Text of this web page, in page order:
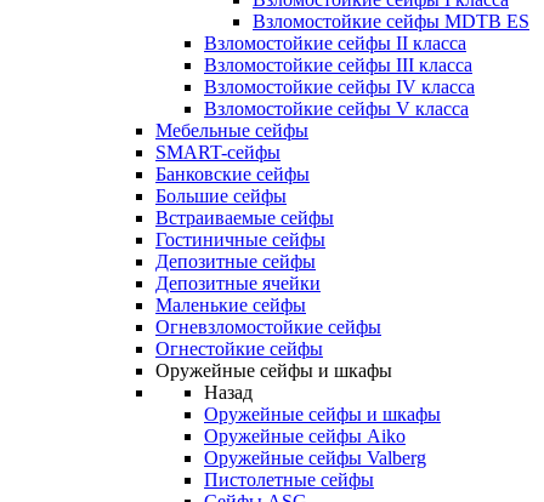
Взломостойкие сейфы MDTB ES
Взломостойкие сейфы II класса
Взломостойкие сейфы III класса
Взломостойкие сейфы IV класса
Взломостойкие сейфы V класса
Мебельные сейфы
SMART-сейфы
Банковские сейфы
Большие сейфы
Встраиваемые сейфы
Гостиничные сейфы
Депозитные сейфы
Депозитные ячейки
Маленькие сейфы
Огневзломостойкие сейфы
Огнестойкие сейфы
Оружейные сейфы и шкафы
Назад
Оружейные сейфы и шкафы
Оружейные сейфы Aiko
Оружейные сейфы Valberg
Пистолетные сейфы